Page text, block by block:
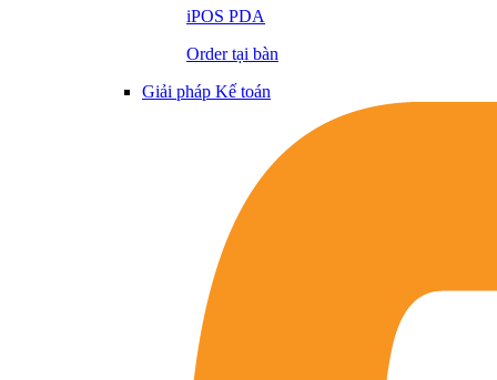
iPOS PDA
Order tại bàn
Giải pháp Kế toán